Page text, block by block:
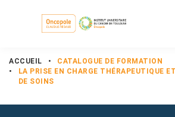
ACCUEIL •
CATALOGUE DE FORMATION
•
LA PRISE EN CHARGE THÉRAPEUTIQUE
DE SOINS